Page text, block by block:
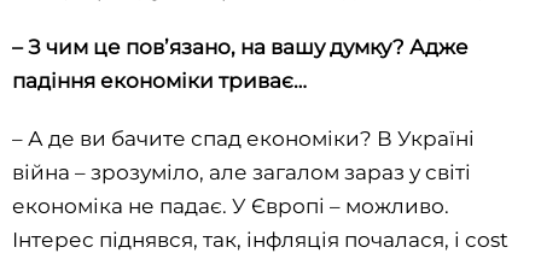
– З чим це пов’язано, на вашу думку? Адже
падіння економіки триває…
– А де ви бачите спад економіки? В Україні
війна – зрозуміло, але загалом зараз у світі
економіка не падає. У Європі – можливо.
Інтерес піднявся, так, інфляція почалася, і cost